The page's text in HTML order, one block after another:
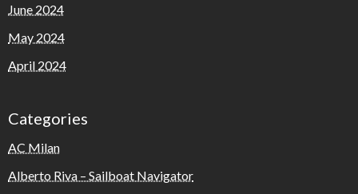
June 2024
May 2024
April 2024
Categories
AC Milan
Alberto Riva – Sailboat Navigator